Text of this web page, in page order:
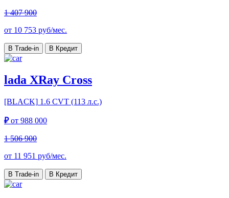
1 407 900
от 10 753 руб/мес.
В Trade-in В Кредит
lada XRay Cross
[BLACK] 1.6 CVT (113 л.с.)
₽от 988 000
1 506 900
от 11 951 руб/мес.
В Trade-in В Кредит